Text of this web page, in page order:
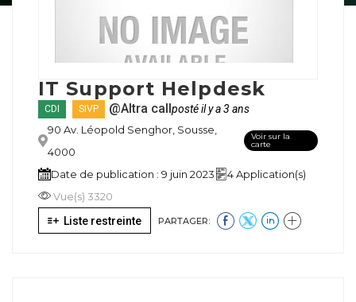
IT Support Helpdesk
CDI SIVP @Altra callposté il y a 3 ans
90 Av. Léopold Senghor, Sousse,
4000
Voir sur la
carte
Date de publication : 9 juin 2023
4 Application(s)
Vue(s) 3320
Liste restreinte
PARTAGER: